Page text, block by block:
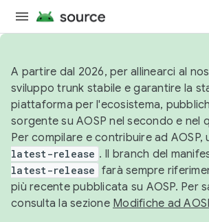
A partire dal 2026, per allinearci al
sviluppo trunk stabile e garantire la
piattaforma per l'ecosistema,
sorgente su AOSP nel secondo e nel
Per compilare e contribuire ad AOSP,
latest-release . Il branch del
latest-release farà sempre
più recente pubblicata su AOSP. Per
consulta la sezione Modifiche ad